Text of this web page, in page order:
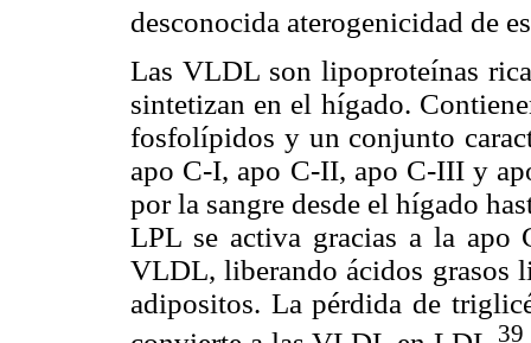
desconocida aterogenicidad de
Las VLDL son lipoproteínas
sintetizan en el hígado.
fosfolípidos y un conjunto
apo C-I, apo C-II, apo C-III y
por la sangre desde el hígado
LPL se activa gracias a la
VLDL, liberando ácidos grasos
adipositos. La pérdida de
39